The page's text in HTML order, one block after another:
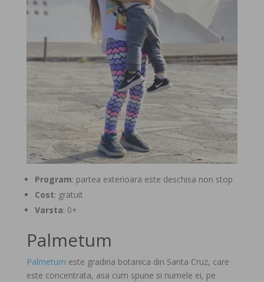
Program: partea exterioara este deschisa non stop
Cost: gratuit
Varsta: 0+
Palmetum
Palmetum este gradina botanica din Santa Cruz, care
este concentrata, asa cum spune si numele ei, pe